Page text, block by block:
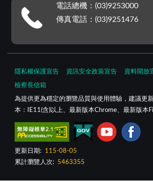
電話總機：(03)9253000
傳真電話：(03)9251476
隱私權保護宣告 資訊安全政策宣告 資料開放
檢察長信箱
為提供更為穩定的瀏覽品質與使用體驗，建議更
本：IE11(含)以上、最新版本Chrome、最新版本
更新日期:
115-08-05
累計瀏覽人次:
5463355